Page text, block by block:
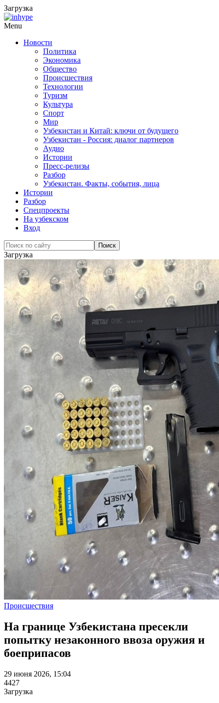
Загрузка
Menu
Новости
Политика
Экономика
Общество
Происшествия
Технологии
Туризм
Культура
Спорт
Мир
Узбекистан и Китай: ключи от будущего
Узбекистан - Россия: диалог партнеров
Аудио
Истории
Пресс-релизы
Разбор
Узбекистан. Факты, события, лица
Истории
Разбор
Спецпроекты
На узбекском
Вход
Загрузка
Происшествия
На границе Узбекистана пресекли
попытку незаконного ввоза оружия и
боеприпасов
29 июня 2026, 15:04
4427
Загрузка